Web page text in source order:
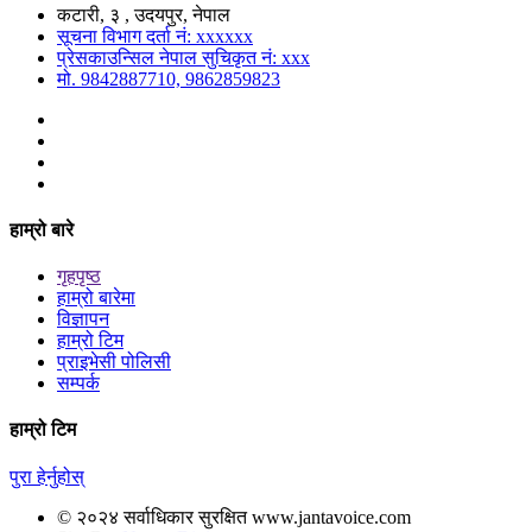
कटारी, ३ , उदयपुर, नेपाल
सूचना विभाग दर्ता नं: xxxxxx
प्रेसकाउन्सिल नेपाल सुचिकृत नं: xxx
मो. 9842887710, 9862859823
हाम्रो बारे
गृहपृष्ठ
हाम्रो बारेमा
विज्ञापन
हाम्रो टिम
प्राइभेसी पोलिसी
सम्पर्क
हाम्रो टिम
पुरा हेर्नुहोस्
© २०२४ सर्वाधिकार सुरक्षित www.jantavoice.com